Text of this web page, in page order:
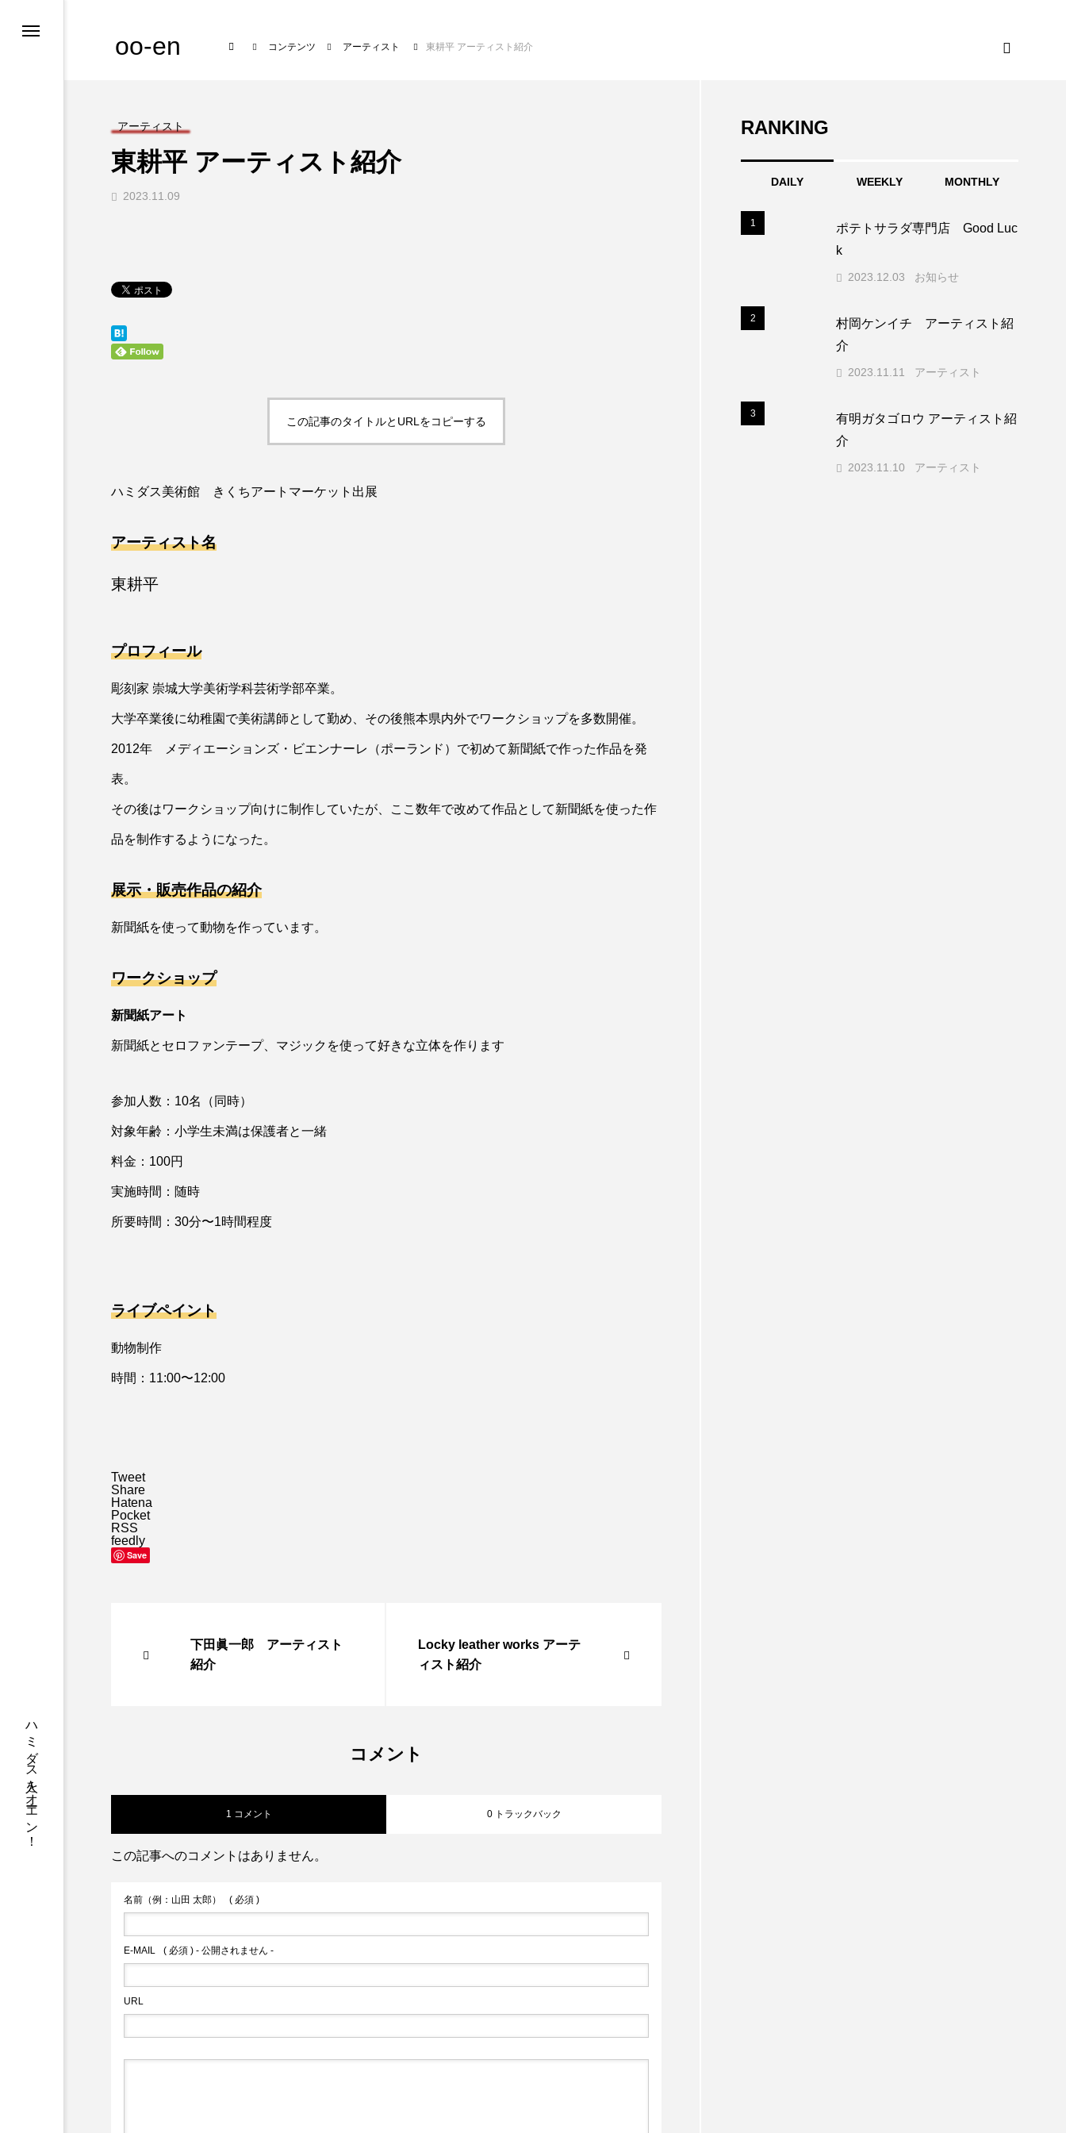
ハミダス人をオーエン！
NEW POST
お知らせ
oo-en コンテンツ アーティスト 東耕平 アーティスト紹介
アーティスト
東耕平 アーティスト紹介
2023.11.09
この記事のタイトルとURLをコピーする
ハミダス美術館 きくちアートマーケット出展
アーティスト名
東耕平
プロフィール
彫刻家 崇城大学美術学科芸術学部卒業。
大学卒業後に幼稚園で美術講師として勤め、その後熊本県内外でワークショップを多数開催。
2012年 メディエーションズ・ビエンナーレ（ポーランド）で初めて新聞紙で作った作品を発
表。
その後はワークショップ向けに制作していたが、ここ数年で改めて作品として新聞紙を使った作
品を制作するようになった。
展示・販売作品の紹介
新聞紙を使って動物を作っています。
ワークショップ
新聞紙アート
新聞紙とセロファンテープ、マジックを使って好きな立体を作ります
参加人数：10名（同時）
対象年齢：小学生未満は保護者と一緒
料金：100円
実施時間：随時
所要時間：30分〜1時間程度
ライブペイント
動物制作
時間：11:00〜12:00
Tweet
Share
Hatena
Pocket
RSS
feedly
Save
下田眞一郎 アーティスト
紹介
Locky leather works アーテ
ィスト紹介
コメント
1 コメント 0 トラックバック
この記事へのコメントはありません。
名前（例：山田 太郎） ( 必須 )
E-MAIL ( 必須 ) - 公開されません -
URL
RANKING
DAILY WEEKLY MONTHLY
1
ポテトサラダ専門店 Good Luc
k
2023.12.03 お知らせ
2
村岡ケンイチ アーティスト紹
介
2023.11.11 アーティスト
3
有明ガタゴロウ アーティスト紹
介
2023.11.10 アーティスト